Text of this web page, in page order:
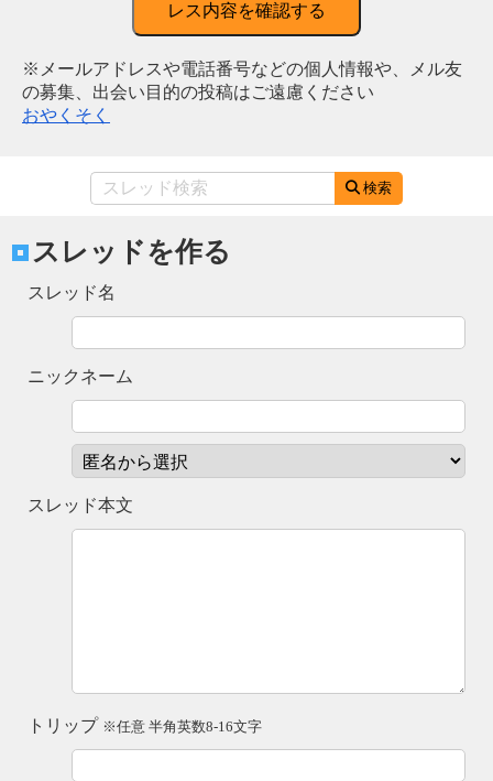
レス内容を確認する
※メールアドレスや電話番号などの個人情報や、メル友
の募集、出会い目的の投稿はご遠慮ください
おやくそく
検索
スレッドを作る
スレッド名
ニックネーム
スレッド本文
トリップ ※任意 半角英数8-16文字